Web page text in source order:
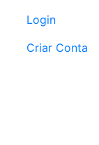
Login
Criar Conta